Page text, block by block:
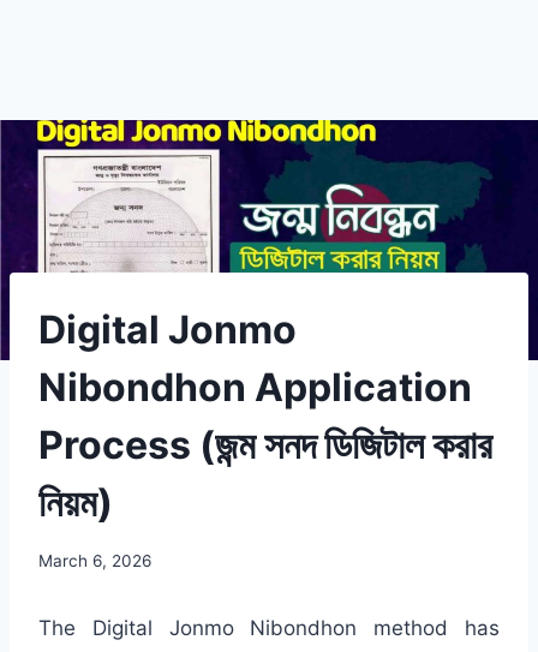
Digital Jonmo
Nibondhon Application
Process (জন্ম সনদ ডিজিটাল করার
নিয়ম)
March 6, 2026
The Digital Jonmo Nibondhon method has